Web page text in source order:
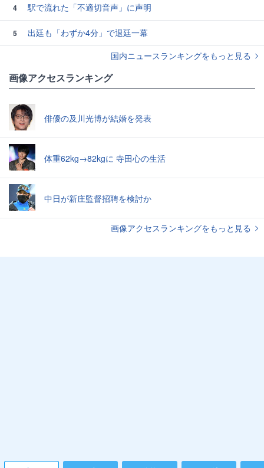
4 駅で流れた「不適切音声」に声明
5
出廷も「わずか4分」で退廷一幕
国内ニュースランキングをもっと見る
画像アクセスランキング
俳優の及川光博が結婚を発表
体重62kg→82kgに 寺田心の生活
中日が新庄監督招聘を検討か
画像アクセスランキングをもっと見る